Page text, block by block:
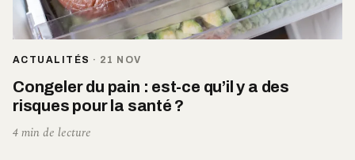
ACTUALITÉS · 21 NOV
Congeler du pain : est-ce qu’il y a des
risques pour la santé ?
4 min de lecture